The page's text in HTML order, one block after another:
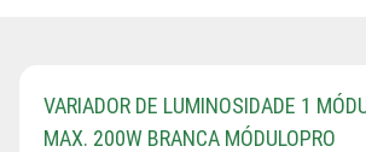
VARIADOR DE LUMINOSIDADE 1
MAX. 200W BRANCA MÓDULOPRO